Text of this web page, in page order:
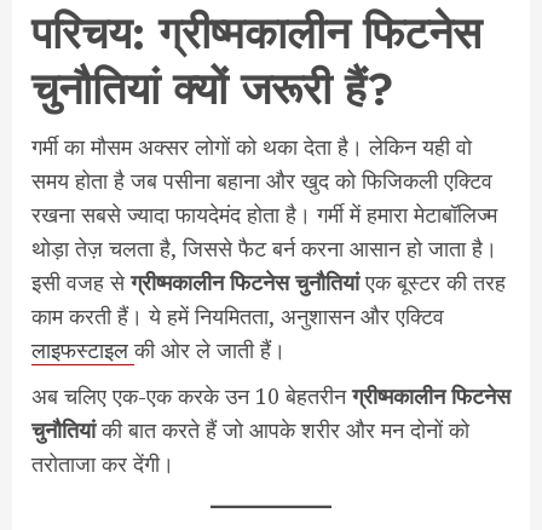
परिचय: ग्रीष्मकालीन फिटनेस
चुनौतियां क्यों जरूरी हैं?
गर्मी का मौसम अक्सर लोगों को थका देता है। लेकिन यही वो
समय होता है जब पसीना बहाना और खुद को फिजिकली एक्टिव
रखना सबसे ज्यादा फायदेमंद होता है। गर्मी में हमारा मेटाबॉलिज्म
थोड़ा तेज़ चलता है, जिससे फैट बर्न करना आसान हो जाता है।
इसी वजह सेग्रीष्मकालीन फिटनेस चुनौतियांएक बूस्टर की तरह
काम करती हैं। ये हमें नियमितता, अनुशासन और एक्टिव
लाइफस्टाइलकी ओर ले जाती हैं।
अब चलिए एक-एक करके उन 10 बेहतरीनग्रीष्मकालीन फिटनेस
चुनौतियांकी बात करते हैं जो आपके शरीर और मन दोनों को
तरोताजा कर देंगी।